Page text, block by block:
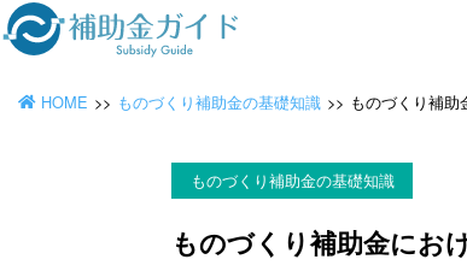
HOME ものづくり補助金の基礎知識 ものづくり補
ものづくり補助金の基礎知識
ものづくり補助金にお